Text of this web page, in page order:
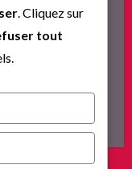
. Cliquez sur
tout